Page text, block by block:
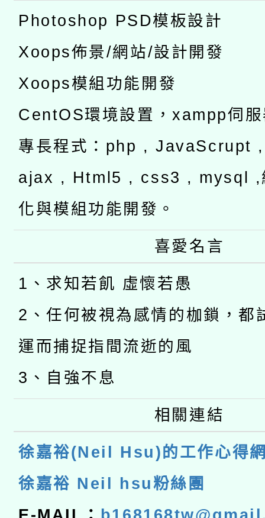
Photoshop PSD模板設計
Xoops佈景/網站/設計開發
Xoops模組功能開發
CentOS環境設置，xampp伺
專長程式：php , JavaScrupt
ajax , Html5 , css3 , mysql ,
化與模組功能開發。
喜愛名言
1、求知若飢 虛懷若愚
2、任何被視為感情的枷鎖，都
運而捕捉指間流逝的風
3、自強不息
相關連結
徐嘉裕(Neil Hsu)的工作心得
徐嘉裕 Neil hsu粉絲團